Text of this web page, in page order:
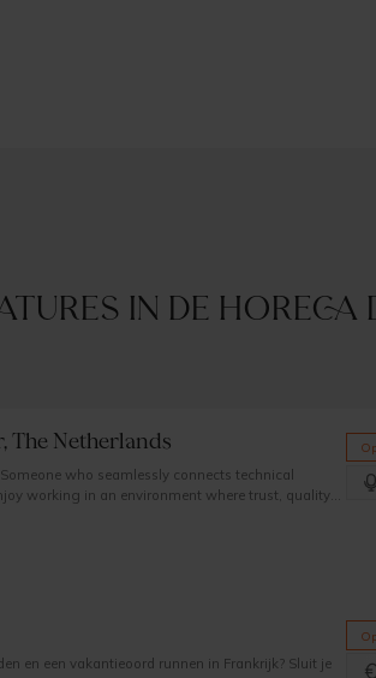
in de horeca
The Netherlands
who seamlessly connects technical
working in an environment where trust, quality
en een vakantieoord runnen in Frankrijk? Sluit je